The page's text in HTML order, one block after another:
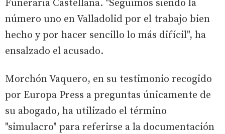
Funeraria Castellana. "Seguimos siendo la
número uno en Valladolid por el trabajo bien
hecho y por hacer sencillo lo más difícil", ha
ensalzado el acusado.
Morchón Vaquero, en su testimonio recogido
por Europa Press a preguntas únicamente de
su abogado, ha utilizado el término
"simulacro" para referirse a la documentación